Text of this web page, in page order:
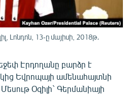
Լոնդոն, 13-ը մայիսի, 2018թ․
Էրդողանը բարձր է
Եվրոպայի ամենահայտնի
Օզիլի` Գերմանիայի